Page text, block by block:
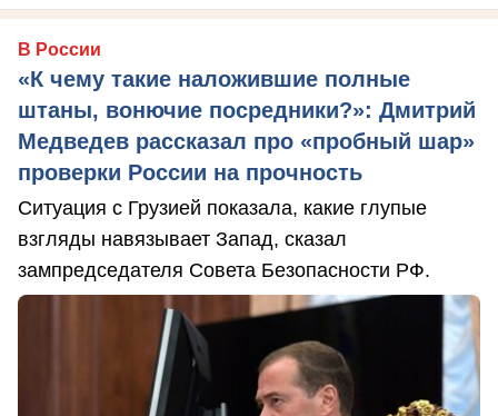
В России
«К чему такие наложившие полные
штаны, вонючие посредники?»: Дмитрий
Медведев рассказал про «пробный шар»
проверки России на прочность
Ситуация с Грузией показала, какие глупые
взгляды навязывает Запад, сказал
зампредседателя Совета Безопасности РФ.